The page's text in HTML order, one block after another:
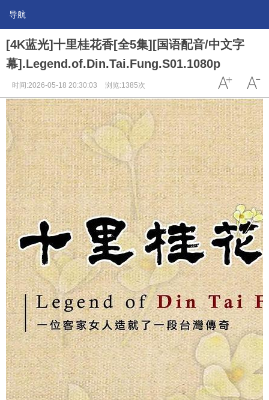
导航
[4K蓝光]十里桂花香[全5集][国语配音/中文字
幕].Legend.of.Din.Tai.Fung.S01.1080p
时间:2026-05-18 20:30:03 浏览:1385次